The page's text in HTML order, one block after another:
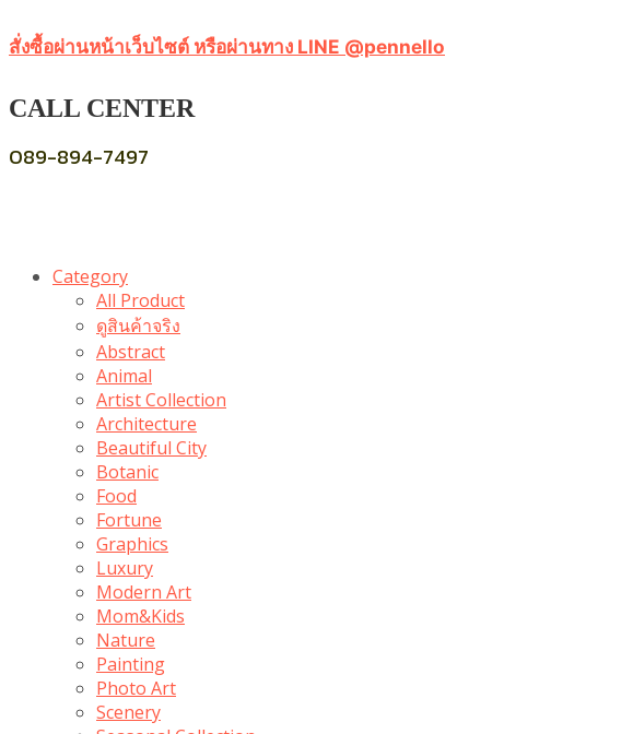
สั่งซื้อผ่านหน้าเว็บไซต์ หรือผ่านทาง LINE @pennello
CALL CENTER
089-894-7497
Category
All Product
ดูสินค้าจริง
Abstract
Animal
Artist Collection
Architecture
Beautiful City
Botanic
Food
Fortune
Graphics
Luxury
Modern Art
Mom&Kids
Nature
Painting
Photo Art
Scenery